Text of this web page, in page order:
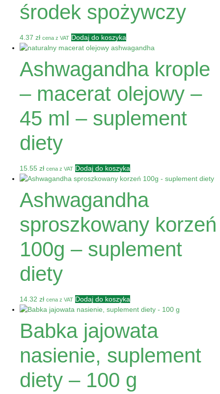
środek spożywczy
4.37 zł cena z VAT Dodaj do koszyka
Ashwagandha krople
– macerat olejowy –
45 ml – suplement
diety
15.55 zł cena z VAT Dodaj do koszyka
Ashwagandha
sproszkowany korzeń
100g – suplement
diety
14.32 zł cena z VAT Dodaj do koszyka
Babka jajowata
nasienie, suplement
diety – 100 g